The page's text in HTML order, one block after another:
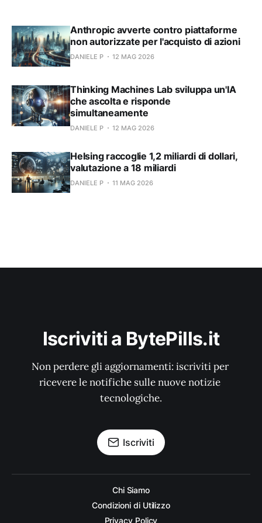
Anthropic avverte contro piattaforme
non autorizzate per l'acquisto di azioni
DANIELE P 12 MAG 2026
Thinking Machines Lab sviluppa un'IA
che ascolta e risponde
simultaneamente
DANIELE P 12 MAG 2026
Helsing raccoglie 1,2 miliardi di dollari,
valutazione a 18 miliardi
DANIELE P 11 MAG 2026
Iscriviti a BytePills.it
Non perdere gli aggiornamenti: iscriviti per
ricevere le notifiche sulle nuove notizie
tecnologiche.
Iscriviti
Chi Siamo
Condizioni di Utilizzo
Privacy Policy